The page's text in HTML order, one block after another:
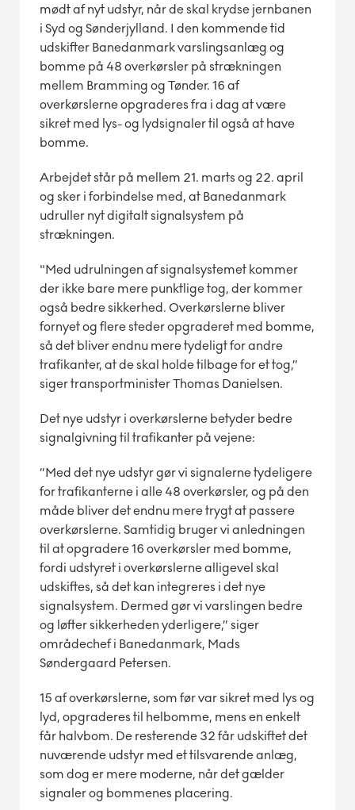
mødt af nyt udstyr, når de skal krydse jernbanen
i Syd og Sønderjylland. I den kommende tid
udskifter Banedanmark varslingsanlæg og
bomme på 48 overkørsler på strækningen
mellem Bramming og Tønder. 16 af
overkørslerne opgraderes fra i dag at være
sikret med lys- og lydsignaler til også at have
bomme.
Arbejdet står på mellem 21. marts og 22. april
og sker i forbindelse med, at Banedanmark
udruller nyt digitalt signalsystem på
strækningen.
"Med udrulningen af signalsystemet kommer
der ikke bare mere punktlige tog, der kommer
også bedre sikkerhed. Overkørslerne bliver
fornyet og flere steder opgraderet med bomme,
så det bliver endnu mere tydeligt for andre
trafikanter, at de skal holde tilbage for et tog,”
siger transportminister Thomas Danielsen.
Det nye udstyr i overkørslerne betyder bedre
signalgivning til trafikanter på vejene:
”Med det nye udstyr gør vi signalerne tydeligere
for trafikanterne i alle 48 overkørsler, og på den
måde bliver det endnu mere trygt at passere
overkørslerne. Samtidig bruger vi anledningen
til at opgradere 16 overkørsler med bomme,
fordi udstyret i overkørslerne alligevel skal
udskiftes, så det kan integreres i det nye
signalsystem. Dermed gør vi varslingen bedre
og løfter sikkerheden yderligere,” siger
områdechef i Banedanmark, Mads
Søndergaard Petersen.
15 af overkørslerne, som før var sikret med lys og
lyd, opgraderes til helbomme, mens en enkelt
får halvbom. De resterende 32 får udskiftet det
nuværende udstyr med et tilsvarende anlæg,
som dog er mere moderne, når det gælder
signaler og bommenes placering.